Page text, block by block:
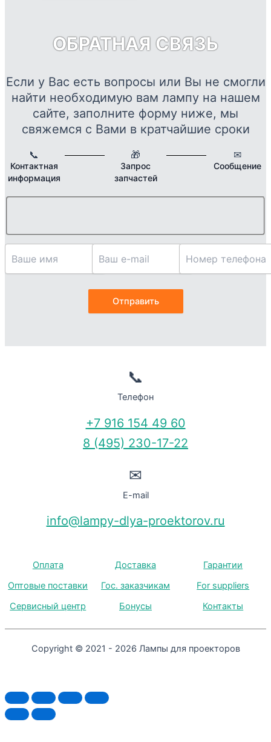
ОБРАТНАЯ СВЯЗЬ
Если у Вас есть вопросы или Вы не смогли
найти необходимую вам лампу на нашем
сайте, заполните форму ниже, мы
свяжемся с Вами в кратчайшие сроки
📞
Контактная
информация
🎁
Запрос
запчастей
✉
Сообщение
📞
Телефон
+7 916 154 49 60
8 (495) 230-17-22
✉
E-mail
info@lampy-dlya-proektorov.ru
Оплата Доставка
Гарантии
Оптовые поставки
Гос. заказчикам
For suppliers
Сервисный центр
Бонусы Контакты
Copyright © 2021 - 2026 Лампы для проекторов